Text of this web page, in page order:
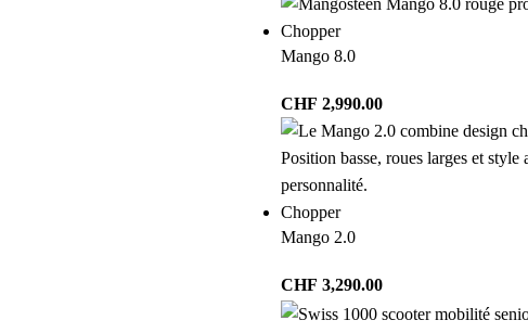
Chopper
Mango 8.0
CHF 2,990.00
Chopper
Mango 2.0
CHF 3,290.00